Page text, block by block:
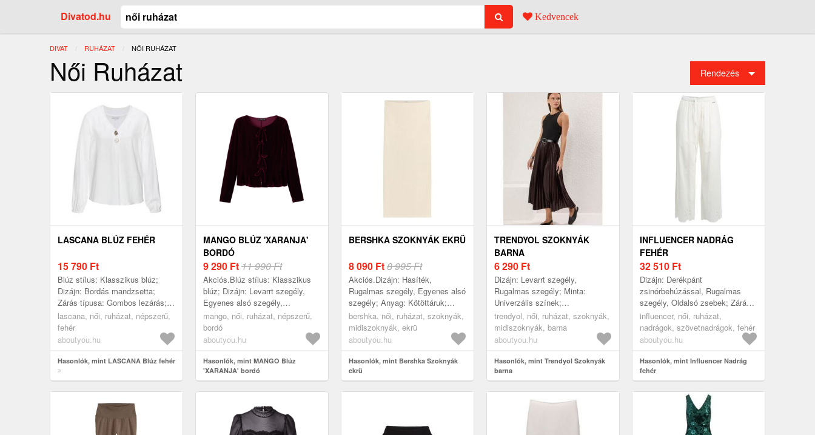
Divatod.hu Kedvencek
DIVAT RUHÁZAT JELENLEGI:
NŐI RUHÁZAT
Női Ruházat Rendezés
LASCANA BLÚZ FEHÉR
15 790 Ft
Blúz stílus: Klasszikus blúz;
Dizájn: Bordás mandzsetta;
Zárás típusa: Gombos lezárás;
Anyag: Viszkóz; Minta:
Univerzális színek; Inggallér:
gallér...
lascana, női, ruházat, népszerű,
fehér
aboutyou.hu
Hasonlók, mint LASCANA Blúz fehér
MANGO BLÚZ 'XARANJA'
BORDÓ
9 290 Ft11 990 Ft
Akciós.Blúz stílus: Klasszikus
blúz; Dizájn: Levarrt szegély,
Egyenes alsó szegély,
Csomózáshoz/kötéshez; Minta:
Univerzális színek; Inggallér:
gallér nél...
mango, női, ruházat, népszerű,
bordó
aboutyou.hu
Hasonlók, mint MANGO Blúz
'XARANJA' bordó
BERSHKA SZOKNYÁK EKRÜ
8 090 Ft8 995 Ft
Akciós.Dizájn: Hasíték,
Rugalmas szegély, Egyenes alsó
szegély; Anyag: Kötöttáruk;
Minta: Univerzális színek;
Szoknyaforma: Ceruzaszoknya;
Extrák: Lágy fo...
bershka, női, ruházat, szoknyák,
midiszoknyák, ekrü
aboutyou.hu
Hasonlók, mint Bershka Szoknyák
ekrü
TRENDYOL SZOKNYÁK
BARNA
6 290 Ft
Dizájn: Levarrt szegély,
Rugalmas szegély; Minta:
Univerzális színek;
Szoknyaforma: rakott szoknya;
Részletek: Berakás; Extrák: Ton
inTon tűzések, ...
trendyol, női, ruházat, szoknyák,
midiszoknyák, barna
aboutyou.hu
Hasonlók, mint Trendyol Szoknyák
barna
INFLUENCER NADRÁG
FEHÉR
32 510 Ft
Dizájn: Derékpánt
zsinórbehúzással, Rugalmas
szegély, Oldalsó zsebek; Zárás
típusa: gumipántos; Anyag:
Viszkóz; Minta: Univerzális
színek; Részlete...
influencer, női, ruházat,
nadrágok, szövetnadrágok, fehér
aboutyou.hu
Hasonlók, mint Influencer Nadrág
fehér